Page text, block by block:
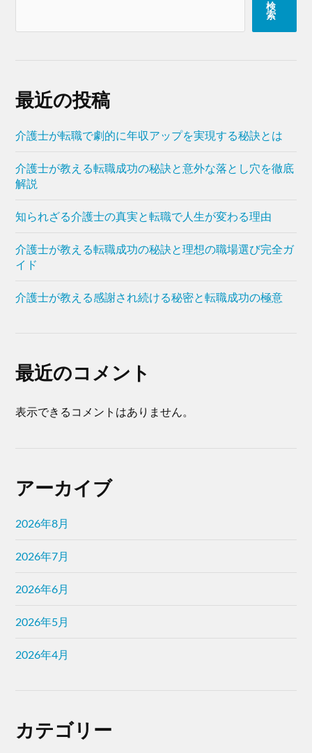
検
索
最近の投稿
介護士が転職で劇的に年収アップを実現する秘訣とは
介護士が教える転職成功の秘訣と意外な落とし穴を徹底
解説
知られざる介護士の真実と転職で人生が変わる理由
介護士が教える転職成功の秘訣と理想の職場選び完全ガ
イド
介護士が教える感謝され続ける秘密と転職成功の極意
最近のコメント
表示できるコメントはありません。
アーカイブ
2026年8月
2026年7月
2026年6月
2026年5月
2026年4月
カテゴリー